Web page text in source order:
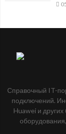
Справочный IT-
подключений.
Huawei и